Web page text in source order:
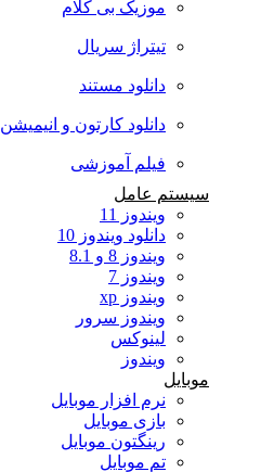
موزیک بی کلام
تیتراژ سریال
دانلود مستند
دانلود کارتون و انیمیشن
فیلم آموزشی
سیستم عامل
ویندوز 11
دانلود ویندوز 10
ویندوز 8 و 8.1
ویندوز 7
ویندوز xp
ویندوز سرور
لینوکس
ویندوز
موبایل
نرم افزار موبایل
بازی موبایل
رینگتون موبایل
تم موبایل